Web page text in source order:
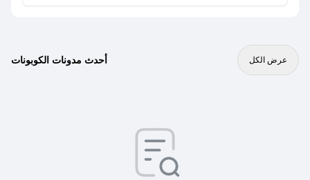
أحدث مدونات الكوبونات عرض الكل